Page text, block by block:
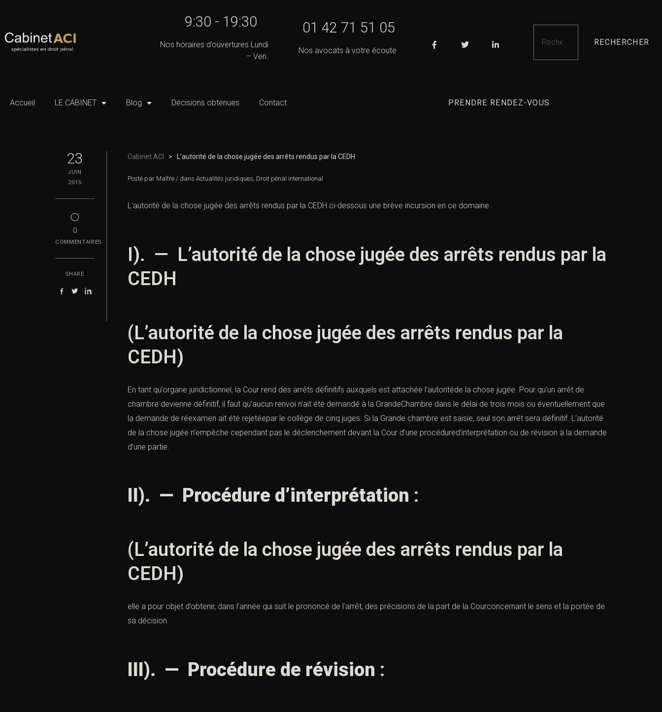
9:30 - 19:30
Nos horaires d’ouvertures Lundi
– Ven.
01 42 71 51 05
Nos avocats à votre écoute
RECHERCHER
Accueil LE CABINET Blog Décisions obtenues Contact PRENDRE RENDEZ-VOUS
23
JUIN
2015
◯
0
COMMENTAIRES
SHARE
Cabinet ACI > L’autorité de la chose jugée des arrêts rendus par la CEDH
Posté par Maître / dans Actualités juridiques, Droit pénal international
L’autorité de la chose jugée des arrêts rendus par la CEDH ci-dessous une brève incursion en ce domaine.
I). — L’autorité de la chose jugée des arrêts rendus par la
CEDH
(L’autorité de la chose jugée des arrêts rendus par la
CEDH)
En tant qu’organe juridictionnel, la Cour rend des arrêts définitifs auxquels est attachée l’autoritéde la chose jugée. Pour qu’un arrêt de
chambre devienne définitif, il faut qu’aucun renvoi n’ait été demandé à la GrandeChambre dans le délai de trois mois ou éventuellement que
la demande de réexamen ait été rejetéepar le collège de cinq juges. Si la Grande chambre est saisie, seul son arrêt sera définitif. L’autorité
de la chose jugée n’empêche cependant pas le déclenchement devant la Cour d’une procédured’interprétation ou de révision à la demande
d’une partie.
II). — Procédure d’interprétation :
(L’autorité de la chose jugée des arrêts rendus par la
CEDH)
elle a pour objet d’obtenir, dans l’année qui suit le prononcé de l’arrêt, des précisions de la part de la Courconcernant le sens et la portée de
sa décision.
III). — Procédure de révision :